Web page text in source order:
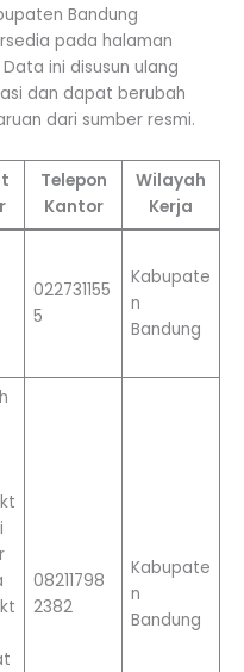
Bandung
pada halaman
ini disusun ulang
dan dapat berubah
dari sumber resmi.
Telepon
Kantor
Wilayah
Kerja
022731155
5
Kabupate
n
Bandung
08211798
2382
Kabupate
n
Bandung